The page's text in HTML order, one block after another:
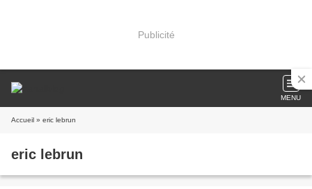
Publicité
MENU
Accueil » eric lebrun
eric lebrun